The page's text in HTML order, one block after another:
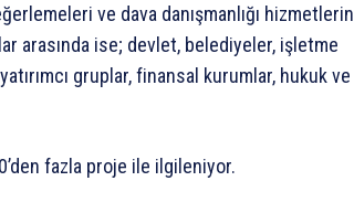
ve dava danışmanlığı
arasında ise; devlet, belediyeler, işletme
gruplar, finansal kurumlar, hukuk ve
fazla proje ile ilgileniyor.